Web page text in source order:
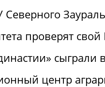
Северного
проверят свой
центр